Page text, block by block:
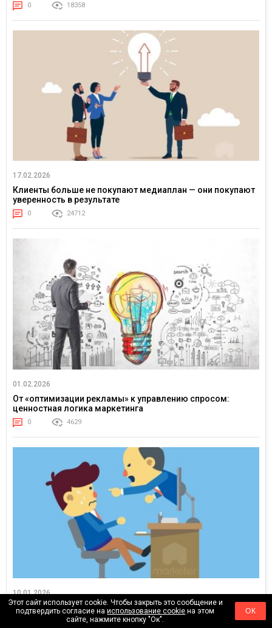
0 18358
17.02.2026
Клиенты больше не покупают медиаплан — они покупают
уверенность в результате
0 24712
01.02.2026
От «оптимизации рекламы» к управлению спросом:
ценностная логика маркетинга
0 4629
10.01.2026
Штрафуете сотрудников? Значит, вы потерпели неудачу
как управленец. Как навести порядок без наказаний
Этот сайт использует cookie. Чтобы закрыть это сообщение и
подтвердить согласие наиспользование cookie на этом
сайте, нажмите кнопку "Ок".
ОК